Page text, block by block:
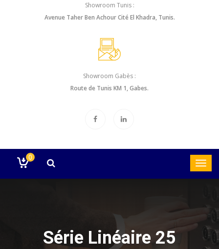
Showroom Tunis :
Avenue Taher Ben Achour Cité El Khadra, Tunis.
Showroom Gabès :
Route de Tunis KM 1, Gabes.
0
Série Linéaire 25